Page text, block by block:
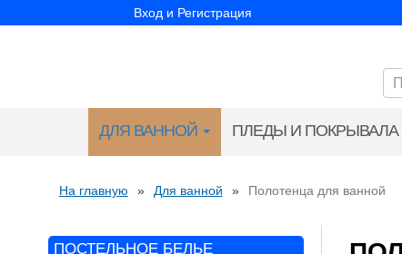
Вход и Регистрация
ДЛЯ ВАННОЙ ПЛЕДЫ И ПОКРЫВАЛА
На главную » Для ванной » Полотенца для ванной
ПОСТЕЛЬНОЕ БЕЛЬЕ